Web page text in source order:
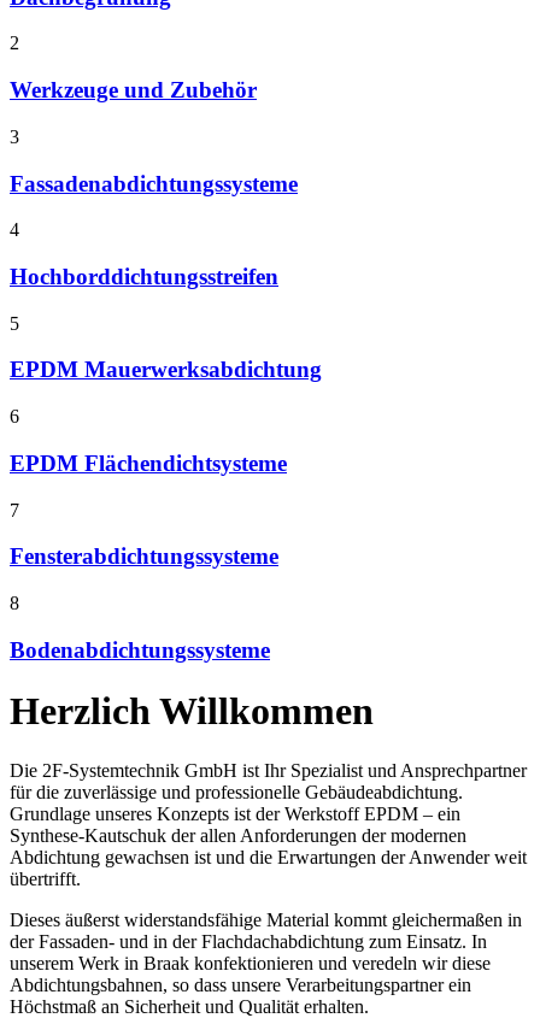
2
Werkzeuge und Zubehör
3
Fassadenabdichtungssysteme
4
Hochborddichtungsstreifen
5
EPDM Mauerwerksabdichtung
6
EPDM Flächendichtsysteme
7
Fensterabdichtungssysteme
8
Bodenabdichtungssysteme
Herzlich Willkommen
Die 2F-Systemtechnik GmbH ist Ihr Spezialist und Ansprechpartner
für die zuverlässige und professionelle Gebäudeabdichtung.
Grundlage unseres Konzepts ist der Werkstoff EPDM – ein
Synthese-Kautschuk der allen Anforderungen der modernen
Abdichtung gewachsen ist und die Erwartungen der Anwender weit
übertrifft.
Dieses äußerst widerstandsfähige Material kommt gleichermaßen in
der Fassaden- und in der Flachdachabdichtung zum Einsatz. In
unserem Werk in Braak konfektionieren und veredeln wir diese
Abdichtungsbahnen, so dass unsere Verarbeitungspartner ein
Höchstmaß an Sicherheit und Qualität erhalten.